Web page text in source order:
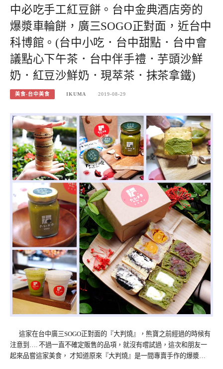
中必吃手工紅豆餅。台中金典酒店旁的
爆漿車輪餅，廣三SOGO正對面，近台中
科博館。(台中小吃．台中甜點．台中會
議點心下午茶．台中伴手禮．芋頭沙鮮
奶．紅豆沙鮮奶．現萃茶．抹茶拿鐵)
美食-台中美食 IKUMA 2019-08-29
這家在台中廣三SOGO正對面的『大判燒』，熊寶之前經過的時候有
注意到…. 不過一直不確定販售的品項，就沒有嚐試過，這次和朋友一
起來品嘗這家美食， 才知道原來『大判燒』是一間專賣手作的爆漿…